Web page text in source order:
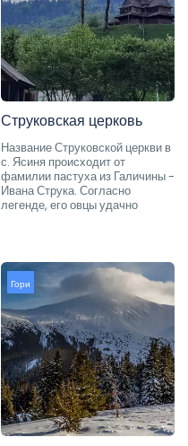
Струковская церковь
Название Струковской церкви в
с. Ясиня происходит от
фамилии пастуха из Галичины -
Ивана Струка. Согласно
легенде, его овцы удачно
Гори